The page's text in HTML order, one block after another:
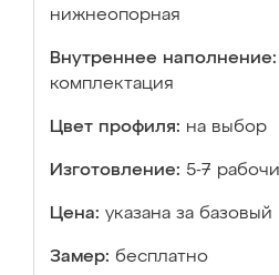
нижнеопорная
Внутреннее наполнение:
комплектация
Цвет профиля: на выбор
Изготовление: 5-7
Цена: указана за
Замер: бесплатно